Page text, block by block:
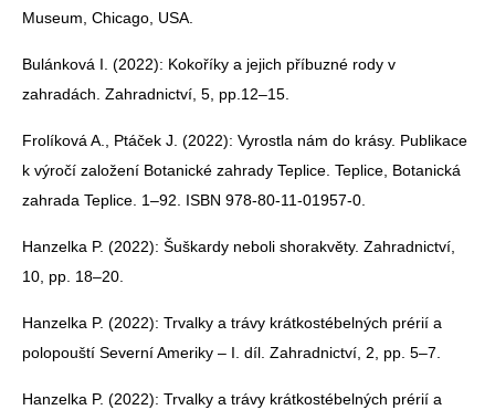
Museum, Chicago, USA.
Bulánková I. (2022): Kokoříky a jejich příbuzné rody v
zahradách. Zahradnictví, 5, pp.12–15.
Frolíková A., Ptáček J. (2022): Vyrostla nám do krásy. Publikace
k výročí založení Botanické zahrady Teplice. Teplice, Botanická
zahrada Teplice. 1–92. ISBN 978-80-11-01957-0.
Hanzelka P. (2022): Šuškardy neboli shorakvěty. Zahradnictví,
10, pp. 18–20.
Hanzelka P. (2022): Trvalky a trávy krátkostébelných prérií a
polopouští Severní Ameriky – I. díl. Zahradnictví, 2, pp. 5–7.
Hanzelka P. (2022): Trvalky a trávy krátkostébelných prérií a